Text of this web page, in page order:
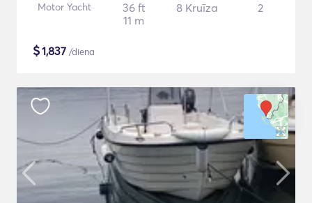
Motor Yacht
36 ft
11 m
8 Kruīza 2
$1,837 /diena